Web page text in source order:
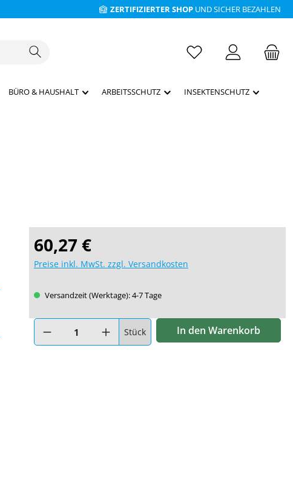
ZERTIFIZIERTER SHOP UND SICHER BEZAHLEN
BÜRO & HAUSHALT ARBEITSSCHUTZ INSEKTENSCHUTZ
Regulärer Preis:
60,27 €
Preise inkl. MwSt. zzgl. Versandkosten
Versandzeit (Werktage): 4-7 Tage
Produkt Anzahl: Gib den gewünschten Wert ein oder benutze
Stück In den Warenkorb